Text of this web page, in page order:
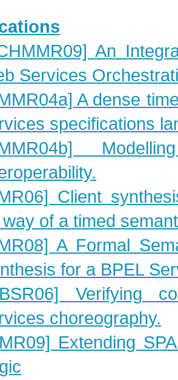
An
Services
A dense
specifications
Client
of a timed
A Formal
for a BPEL
Verifying
choreography.
Extending